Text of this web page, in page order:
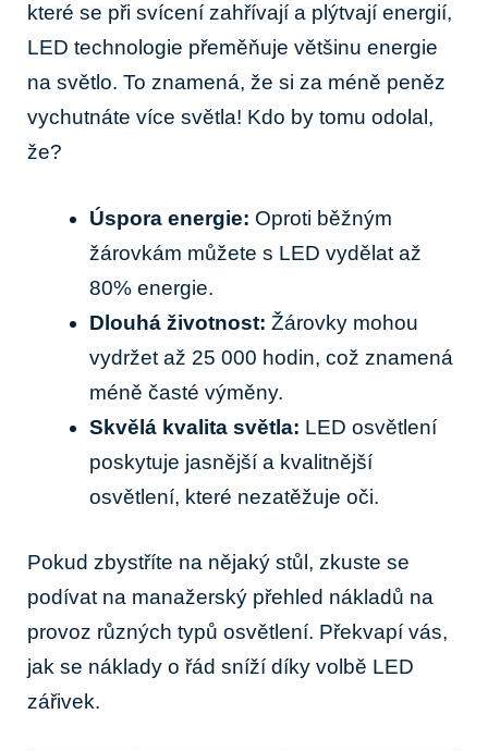
které⁤ se při svícení zahřívají a ⁢plýtvají energií,
LED​ technologie přeměňuje⁣ většinu energie
na světlo. To znamená, že ‍si za méně peněz
vychutnáte ‍více světla! Kdo‍ by tomu odolal,
že?
Úspora energie: Oproti ‍běžným
žárovkám můžete s ⁤LED vydělat až
80% energie.
Dlouhá životnost: Žárovky mohou
vydržet až 25​ 000 hodin, ⁣což ⁤znamená
méně časté výměny.
Skvělá ⁢kvalita světla: LED osvětlení
poskytuje ⁤jasnější a ‍kvalitnější
⁢osvětlení, které nezatěžuje oči.
Pokud zbystříte na⁢ nějaký stůl, zkuste se
⁣podívat na manažerský přehled ​nákladů na​
provoz různých⁤ typů ⁢osvětlení. Překvapí vás,
jak se náklady o řád sníží díky volbě LED
⁢zářivek.